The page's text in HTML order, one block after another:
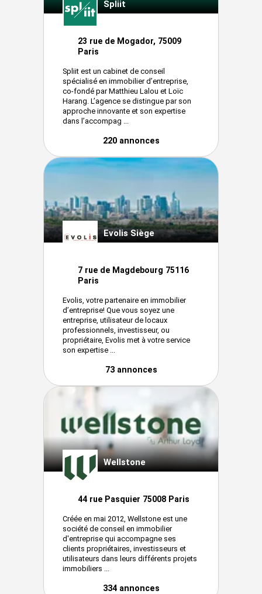
Spliit
23 rue de Mogador, 75009
Paris
Spliit est un cabinet de conseil
spécialisé en immobilier d’entreprise,
co-fondé par Matthieu Lalou et Loïc
Harang. L’agence se distingue par son
approche innovante et son expertise
dans l’accompag ...
220 annonces
Evolis Siège
7 rue de Magdebourg 75116
Paris
Evolis, votre partenaire en immobilier
d’entreprise! Que vous soyez une
entreprise, utilisateur de locaux
professionnels, investisseur, ou
propriétaire, Evolis met à votre service
son expertise ...
73 annonces
Wellstone
44 rue Pasquier 75008 Paris
Créée en mai 2012, Wellstone est une
société de conseil en immobilier
d'entreprise qui accompagne ses
clients propriétaires, investisseurs et
utilisateurs dans leurs différents projets
immobiliers ...
334 annonces